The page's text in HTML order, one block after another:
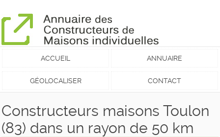
ACCUEIL ANNUAIRE
GÉOLOCALISER CONTACT
Constructeurs maisons Toulon
(83) dans un rayon de 50 km